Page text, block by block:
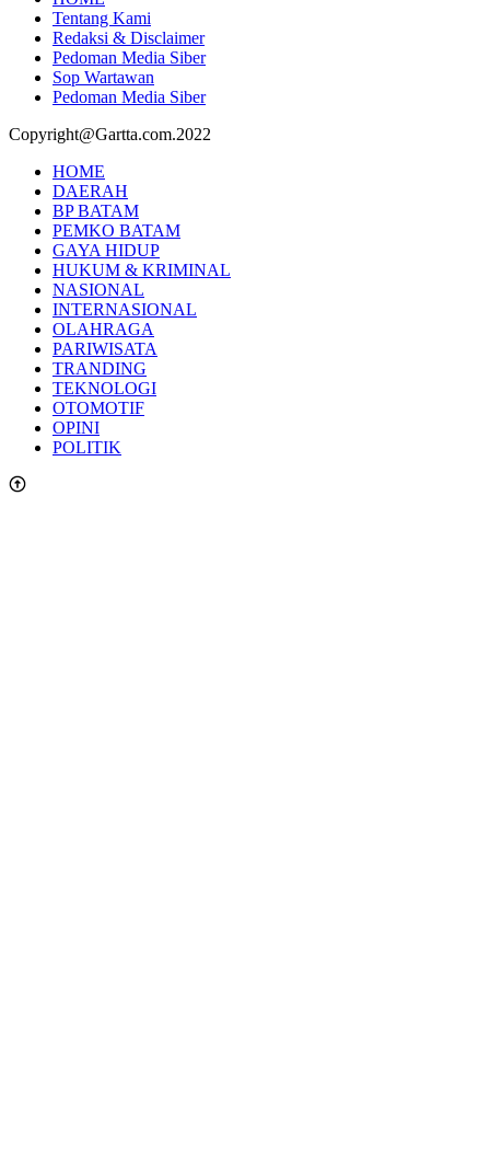
Tentang Kami
Redaksi & Disclaimer
Pedoman Media Siber
Sop Wartawan
Pedoman Media Siber
Copyright@Gartta.com.2022
HOME
DAERAH
BP BATAM
PEMKO BATAM
GAYA HIDUP
HUKUM & KRIMINAL
NASIONAL
INTERNASIONAL
OLAHRAGA
PARIWISATA
TRANDING
TEKNOLOGI
OTOMOTIF
OPINI
POLITIK